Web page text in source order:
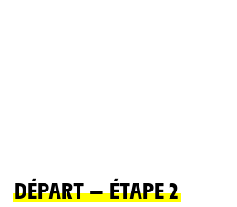
DÉPART — ÉTAPE 2